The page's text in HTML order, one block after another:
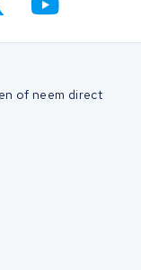
of neem direct